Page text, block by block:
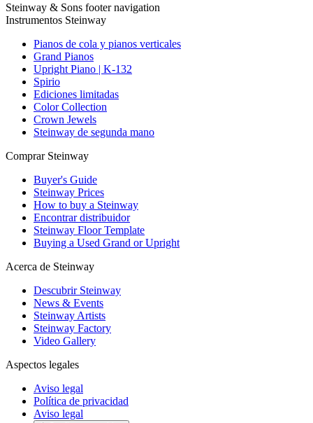
Steinway & Sons footer navigation
Instrumentos Steinway
Pianos de cola y pianos verticales
Grand Pianos
Upright Piano | K-132
Spirio
Ediciones limitadas
Color Collection
Crown Jewels
Steinway de segunda mano
Comprar Steinway
Buyer's Guide
Steinway Prices
How to buy a Steinway
Encontrar distribuidor
Steinway Floor Template
Buying a Used Grand or Upright
Acerca de Steinway
Descubrir Steinway
News & Events
Steinway Artists
Steinway Factory
Video Gallery
Aspectos legales
Aviso legal
Política de privacidad
Aviso legal